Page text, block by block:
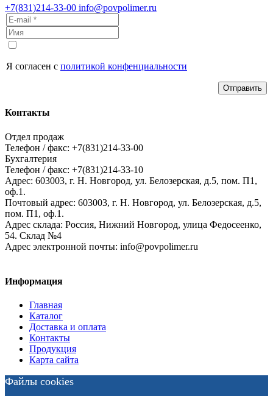
+7(831)214-33-00 info@povpolimer.ru
Я согласен с политикой конфенциальности
Отправить
Контакты
Отдел продаж
Телефон / факс: +7(831)214-33-00
Бухгалтерия
Телефон / факс: +7(831)214-33-10
Адрес: 603003, г. Н. Новгород, ул. Белозерская, д.5, пом. П1,
оф.1.
Почтовый адрес: 603003, г. Н. Новгород, ул. Белозерская, д.5,
пом. П1, оф.1.
Адрес склада: Россия, Нижний Новгород, улица Федосеенко,
54. Склад №4
Адрес электронной почты: info@povpolimer.ru
Информация
Главная
Каталог
Доставка и оплата
Контакты
Продукция
Карта сайта
Файлы cookies